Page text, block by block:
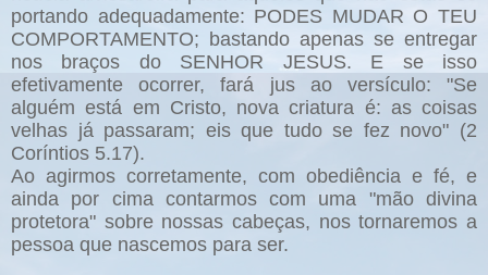
portando adequadamente: PODES MUDAR O TEU
COMPORTAMENTO; bastando apenas se entregar
nos braços do SENHOR JESUS. E se isso
efetivamente ocorrer, fará jus ao versículo: "Se
alguém está em Cristo, nova criatura é: as coisas
velhas já passaram; eis que tudo se fez novo" (2
Coríntios 5.17).
Ao agirmos corretamente, com obediência e fé, e
ainda por cima contarmos com uma "mão divina
protetora" sobre nossas cabeças, nos tornaremos a
pessoa que nascemos para ser.